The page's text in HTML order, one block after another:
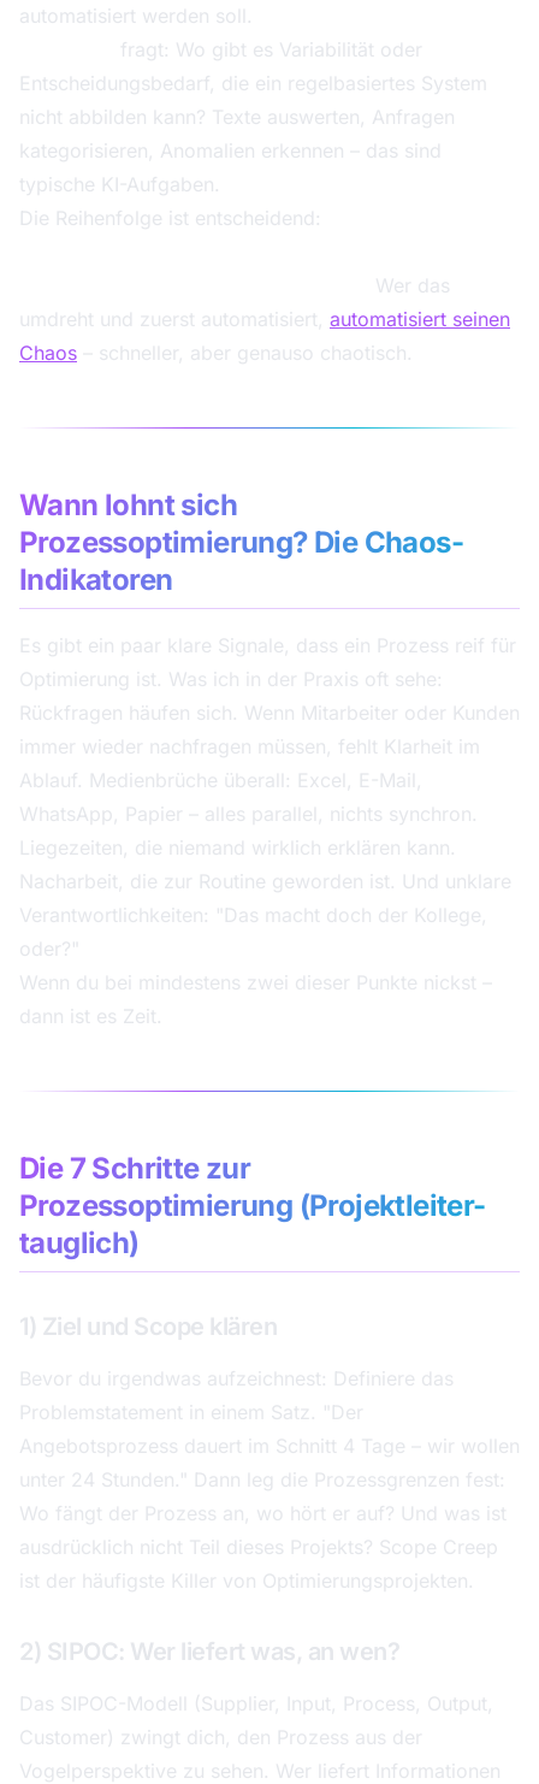
automatisiert werden soll.
fragt: Wo gibt es Variabilität oder
Entscheidungsbedarf, die ein regelbasiertes System
nicht abbilden kann? Texte auswerten, Anfragen
kategorisieren, Anomalien erkennen – das sind
typische KI-Aufgaben.
Die Reihenfolge ist entscheidend:
Wer das
umdreht und zuerst automatisiert, automatisiert seinen
Chaos – schneller, aber genauso chaotisch.
Wann lohnt sich
Prozessoptimierung? Die Chaos-
Indikatoren
Es gibt ein paar klare Signale, dass ein Prozess reif für
Optimierung ist. Was ich in der Praxis oft sehe:
Rückfragen häufen sich. Wenn Mitarbeiter oder Kunden
immer wieder nachfragen müssen, fehlt Klarheit im
Ablauf. Medienbrüche überall: Excel, E-Mail,
WhatsApp, Papier – alles parallel, nichts synchron.
Liegezeiten, die niemand wirklich erklären kann.
Nacharbeit, die zur Routine geworden ist. Und unklare
Verantwortlichkeiten: "Das macht doch der Kollege,
oder?"
Wenn du bei mindestens zwei dieser Punkte nickst –
dann ist es Zeit.
Die 7 Schritte zur
Prozessoptimierung (Projektleiter-
tauglich)
1) Ziel und Scope klären
Bevor du irgendwas aufzeichnest: Definiere das
Problemstatement in einem Satz. "Der
Angebotsprozess dauert im Schnitt 4 Tage – wir wollen
unter 24 Stunden." Dann leg die Prozessgrenzen fest:
Wo fängt der Prozess an, wo hört er auf? Und was ist
ausdrücklich nicht Teil dieses Projekts? Scope Creep
ist der häufigste Killer von Optimierungsprojekten.
2) SIPOC: Wer liefert was, an wen?
Das SIPOC-Modell (Supplier, Input, Process, Output,
Customer) zwingt dich, den Prozess aus der
Vogelperspektive zu sehen. Wer liefert Informationen